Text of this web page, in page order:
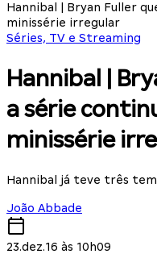
Hannibal | Bryan Fuller
minissérie irregular
Séries, TV e Streaming
Hannibal |
a série
minissérie
Hannibal já teve três
João Abbade
23.dez.16 às 10h09